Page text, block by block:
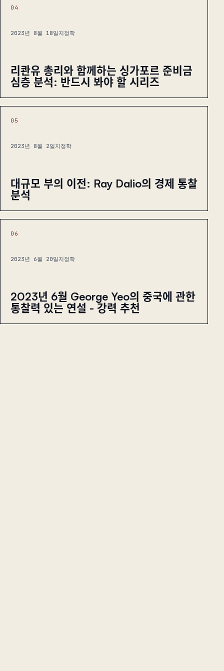
04
2023년 8월 18일지정학
리콴유 총리와 함께하는 싱가포르 준비금
심층 분석: 반드시 봐야 할 시리즈
05
2023년 8월 2일지정학
대규모 부의 이전: Ray Dalio의 경제 통찰
분석
06
2023년 6월 20일지정학
2023년 6월 George Yeo의 중국에 관한
통찰력 있는 연설 - 강력 추천